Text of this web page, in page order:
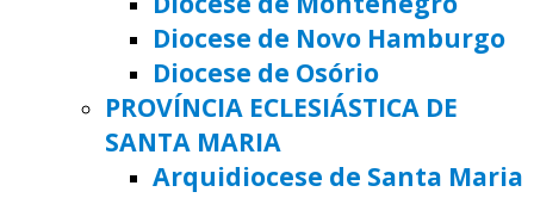
Diocese de Novo Hamburgo
Diocese de Osório
PROVÍNCIA ECLESIÁSTICA DE
SANTA MARIA
Arquidiocese de Santa Maria